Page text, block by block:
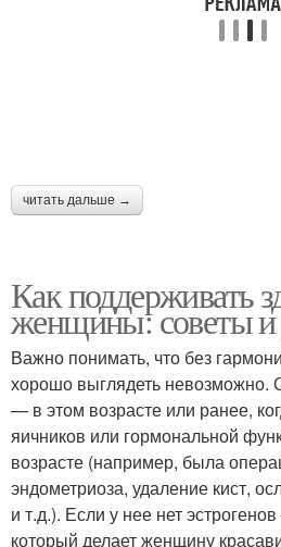
читать дальше →
Как поддерживать
женщины: советы и
Важно понимать, что без
хорошо выглядеть невозможно.
— в этом возрасте или ранее,
яичников или гормональной
возрасте (например, была
эндометриоза, удаление кист,
и т.д.). Если у нее нет
который делает женщину